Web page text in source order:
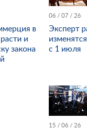
в
и
закона
06 / 07 / 26
Эксперт
с 1 июля
15 / 06 / 26